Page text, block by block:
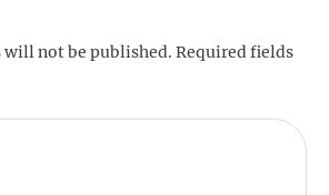
will not be published. Required fields